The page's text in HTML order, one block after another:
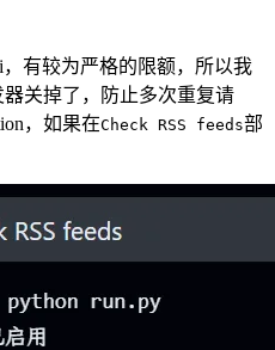
，有较为严格的限额，所以我
关掉了，防止多次重复请
，如果在Check RSS feeds部